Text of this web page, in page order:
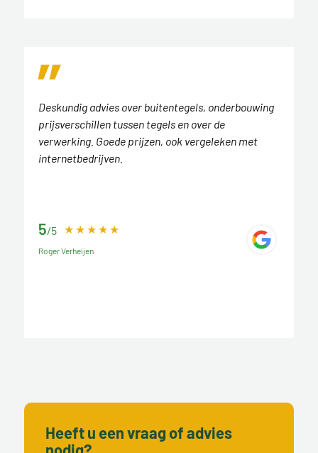
Deskundig advies over buitentegels, onderbouwing
prijsverschillen tussen tegels en over de
verwerking. Goede prijzen, ook vergeleken met
internetbedrijven.
5/5
Roger Verheijen
Heeft u een vraag of advies
nodig?